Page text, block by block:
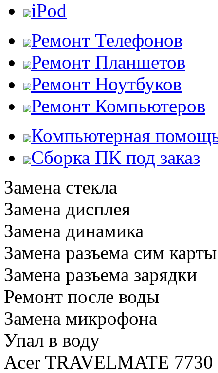
iPod
Ремонт Телефонов
Ремонт Планшетов
Ремонт Ноутбуков
Ремонт Компьютеров
Компьютерная
Сборка ПК под заказ
Замена стекла
Замена дисплея
Замена динамика
Замена разъема сим карты
Замена разъема зарядки
Ремонт после воды
Замена микрофона
Упал в воду
Acer TRAVELMATE 7730